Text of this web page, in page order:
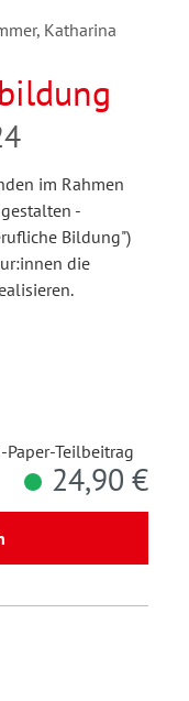
Katharina
im Rahmen
-
Bildung")
die
Paper-Teilbeitrag
24,90 €